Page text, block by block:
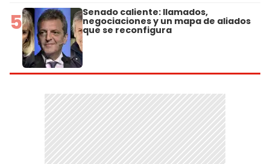
5 Senado caliente: llamados,
negociaciones y un mapa de aliados
que se reconfigura